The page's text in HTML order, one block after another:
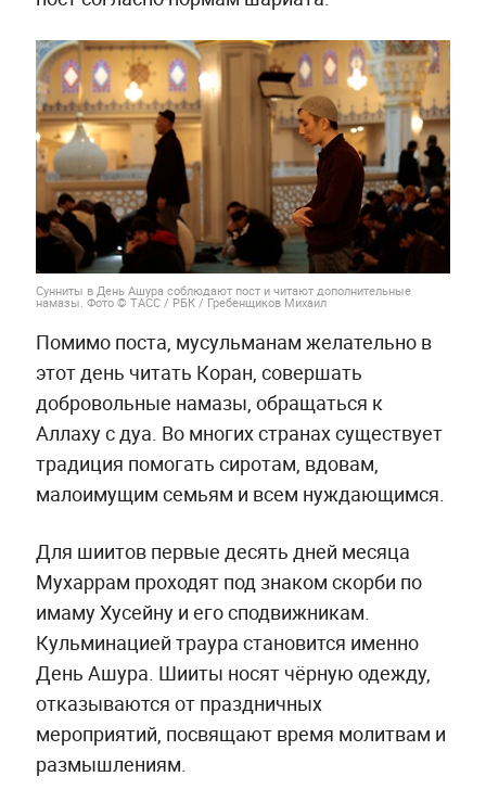
Сунниты в День Ашура соблюдают пост и читают дополнительные
намазы. Фото © ТАСС / РБК / Гребенщиков Михаил
Помимо поста, мусульманам желательно в
этот день читать Коран, совершать
добровольные намазы, обращаться к
Аллаху с дуа. Во многих странах существует
традиция помогать сиротам, вдовам,
малоимущим семьям и всем нуждающимся.
Для шиитов первые десять дней месяца
Мухаррам проходят под знаком скорби по
имаму Хусейну и его сподвижникам.
Кульминацией траура становится именно
День Ашура. Шииты носят чёрную одежду,
отказываются от праздничных
мероприятий, посвящают время молитвам и
размышлениям.